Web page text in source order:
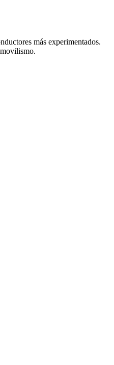
más experimentados.